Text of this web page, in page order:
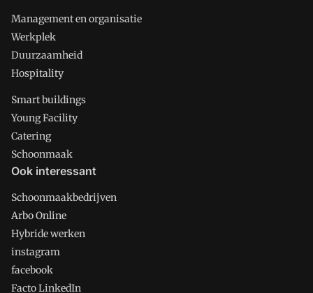
Management en organisatie
Werkplek
Duurzaamheid
Hospitality
Smart buildings
Young Facility
Catering
Schoonmaak
Ook interessant
Schoonmaakbedrijven
Arbo Online
Hybride werken
instagram
facebook
Facto LinkedIn